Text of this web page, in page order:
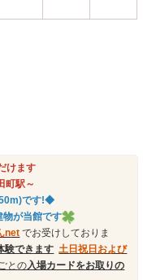
けます
町駅～
です!◆
物が当館です
net でお受けしておりま
験できます 土日祝日および
との入場カードをお取りの